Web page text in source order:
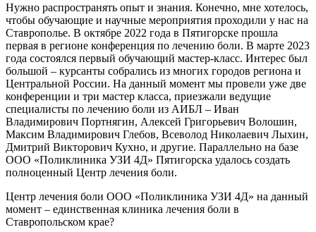
Нужно распространять опыт и знания. Конечно, мне хотелось,
чтобы обучающие и научные мероприятия проходили у нас на
Ставрополье. В октябре 2022 года в Пятигорске прошла
первая в регионе конференция по лечению боли. В марте 2023
года состоялся первый обучающий мастер-класс. Интерес был
большой – курсанты собрались из многих городов региона и
Центральной России. На данный момент мы провели уже две
конференции и три мастер класса, приезжали ведущие
специалисты по лечению боли из АИБЛ – Иван
Владимирович Портнягин, Алексей Григорьевич Волошин,
Максим Владимирович Глебов, Всеволод Николаевич Лыхин,
Дмитрий Викторович Кухно, и другие. Параллельно на базе
ООО «Поликлиника УЗИ 4Д» Пятигорска удалось создать
полноценный Центр лечения боли.
Центр лечения боли ООО «Поликлиника УЗИ 4Д» на данный
момент – единственная клиника лечения боли в
Ставропольском крае?